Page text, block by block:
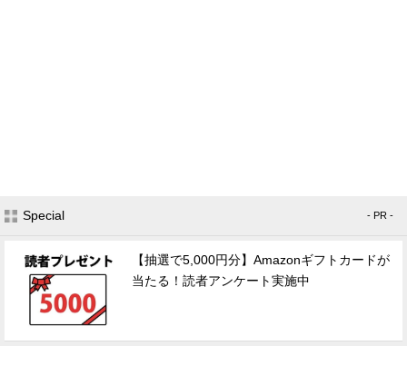
Special - PR -
【抽選で5,000円分】Amazonギフトカードが
当たる！読者アンケート実施中